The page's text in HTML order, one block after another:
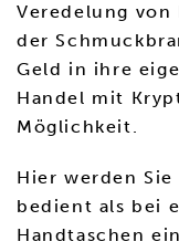
Veredelung
der
Geld in ihre
Handel mit
Möglichkeit.
Hier werden
bedient als bei
Handtaschen